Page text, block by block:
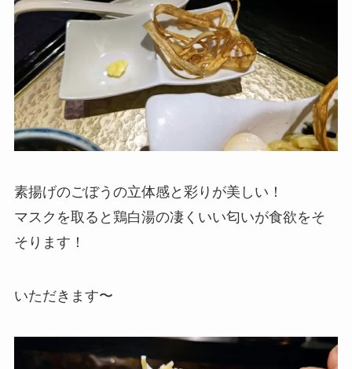
素揚げのごぼうの立体感と彩りが美しい！
マスクを取ると鶏白湯の凄くいい匂いが食欲をそ
そります！
いただきます〜